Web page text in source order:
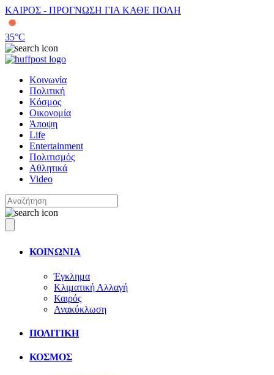
ΚΑΙΡΟΣ - ΠΡΟΓΝΩΣΗ ΓΙΑ ΚΑΘΕ ΠΟΛΗ
35°C
Κοινωνία
Πολιτική
Κόσμος
Οικονομία
Άποψη
Life
Entertainment
Πολιτισμός
Αθλητικά
Video
ΚΟΙΝΩΝΙΑ
Έγκλημα
Κλιματική Αλλαγή
Καιρός
Ανακύκλωση
ΠΟΛΙΤΙΚΗ
ΚΟΣΜΟΣ